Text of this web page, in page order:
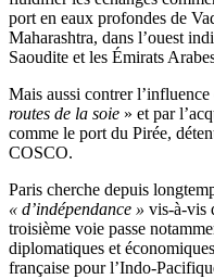
port en eaux profondes de
Maharashtra, dans l’ouest
Saoudite et les Émirats
Mais aussi contrer
routes de la soie » et par
comme le port du Pirée,
COSCO.
Paris cherche depuis
« d’indépendance » vis-à-vis
troisième voie passe
diplomatiques et
française pour l’Indo-